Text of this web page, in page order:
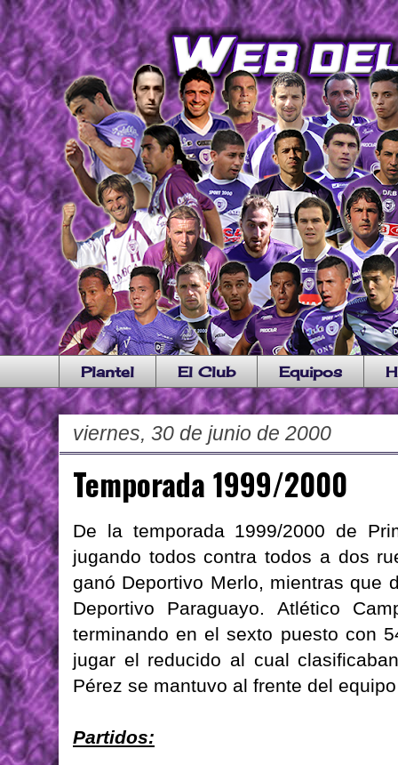
Plantel El Club Equipos
viernes, 30 de junio de 2000
Temporada 1999/2000
De la temporada 1999/2000 de
jugando todos contra todos a dos
ganó Deportivo Merlo, mientras que
Deportivo Paraguayo. Atlético
terminando en el sexto puesto con
jugar el reducido al cual
Pérez se mantuvo al frente del
Partidos: